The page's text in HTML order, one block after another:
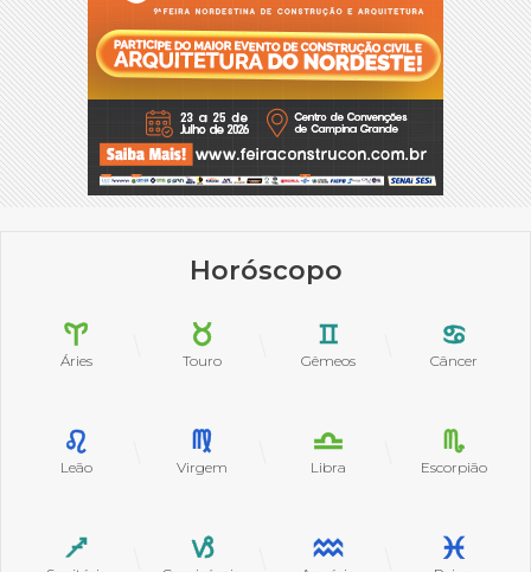
Horóscopo
Áries Touro Gêmeos Câncer
Leão Virgem Libra Escorpião